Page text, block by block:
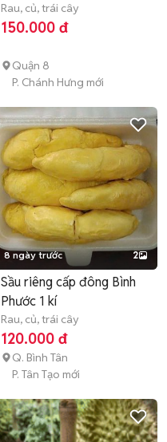
Rau, củ, trái cây
150.000 đ
Quận 8
P. Chánh Hưng mới
8 ngày trước 2
Sầu riêng cấp đông Bình
Phước 1 kí
Rau, củ, trái cây
120.000 đ
Q. Bình Tân
P. Tân Tạo mới